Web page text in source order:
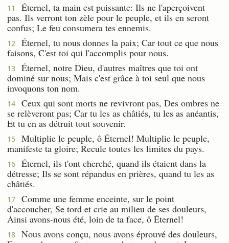
11
Éternel, ta main est puissante: Ils ne l'aperçoivent
pas. Ils verront ton zèle pour le peuple, et ils en seront
confus; Le feu consumera tes ennemis.
12
Éternel, tu nous donnes la paix; Car tout ce que nous
faisons, C'est toi qui l'accomplis pour nous.
13
Éternel, notre Dieu, d'autres maîtres que toi ont
dominé sur nous; Mais c'est grâce à toi seul que nous
invoquons ton nom.
14
Ceux qui sont morts ne revivront pas, Des ombres ne
se relèveront pas; Car tu les as châtiés, tu les as anéantis,
Et tu en as détruit tout souvenir.
15
Multiplie le peuple, ô Éternel! Multiplie le peuple,
manifeste ta gloire; Recule toutes les limites du pays.
16
Éternel, ils t'ont cherché, quand ils étaient dans la
détresse; Ils se sont répandus en prières, quand tu les as
châtiés.
17
Comme une femme enceinte, sur le point
d'accoucher, Se tord et crie au milieu de ses douleurs,
Ainsi avons-nous été, loin de ta face, ô Éternel!
18
Nous avons conçu, nous avons éprouvé des douleurs,